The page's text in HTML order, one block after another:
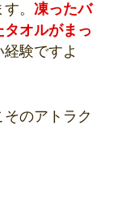
。 凍ったバ
オルがまっ
験ですよ
のアトラク